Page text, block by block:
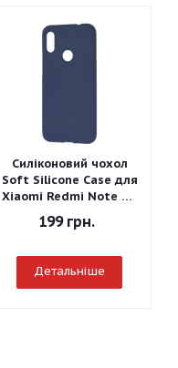
Силіконовий чохол
Soft Silicone Case для
Xiaomi Redmi Note 7 -
Graphite Gray
199грн.
Детальніше